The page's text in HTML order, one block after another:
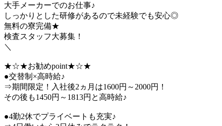
大手メーカーでのお仕事♪
しっかりとした研修があるので未経験でも安心◎
無料の寮完備★
検査スタッフ大募集！
＼
★☆★お勧めpoint★☆★
●交替制×高時給♪
⇒期間限定！入社後2ヵ月は1600円～2000円！
その後も1450円～1813円と高時給♪
●4勤2休でプライベートも充実♪